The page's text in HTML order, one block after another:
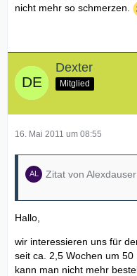
nicht mehr so schmerzen.
Dexter
Mitglied
16. Mai 2011 um 08:55
Zitat von Alexdauser
Hallo,
wir interessieren uns für
seit ca. 2,5 Wochen um
kann man nicht mehr